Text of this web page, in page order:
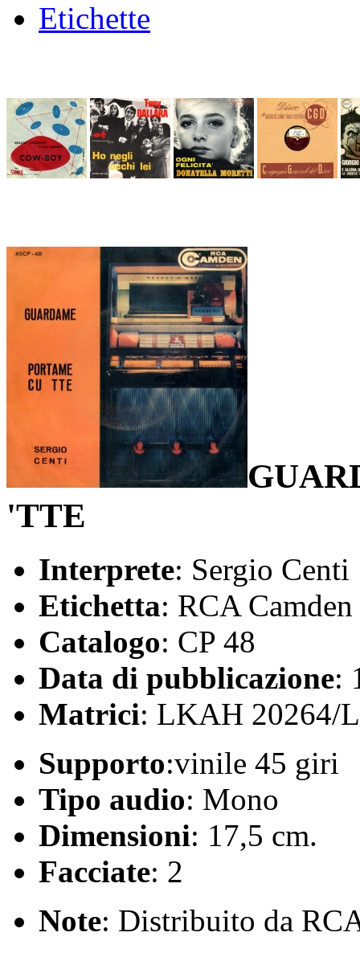
Etichette
'TTE
Interprete: Sergio Centi
Etichetta: RCA Camden
Catalogo: CP 48
Data di pubblicazione:
Matrici: LKAH 20264/
Supporto:vinile 45 giri
Tipo audio: Mono
Dimensioni: 17,5 cm.
Facciate: 2
Note: Distribuito da